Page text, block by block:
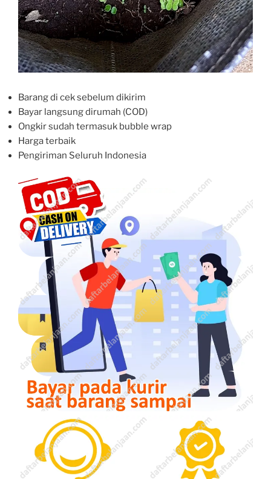
Barang di cek sebelum dikirim
Bayar langsung dirumah (COD)
Ongkir sudah termasuk bubble wrap
Harga terbaik
Pengiriman Seluruh Indonesia